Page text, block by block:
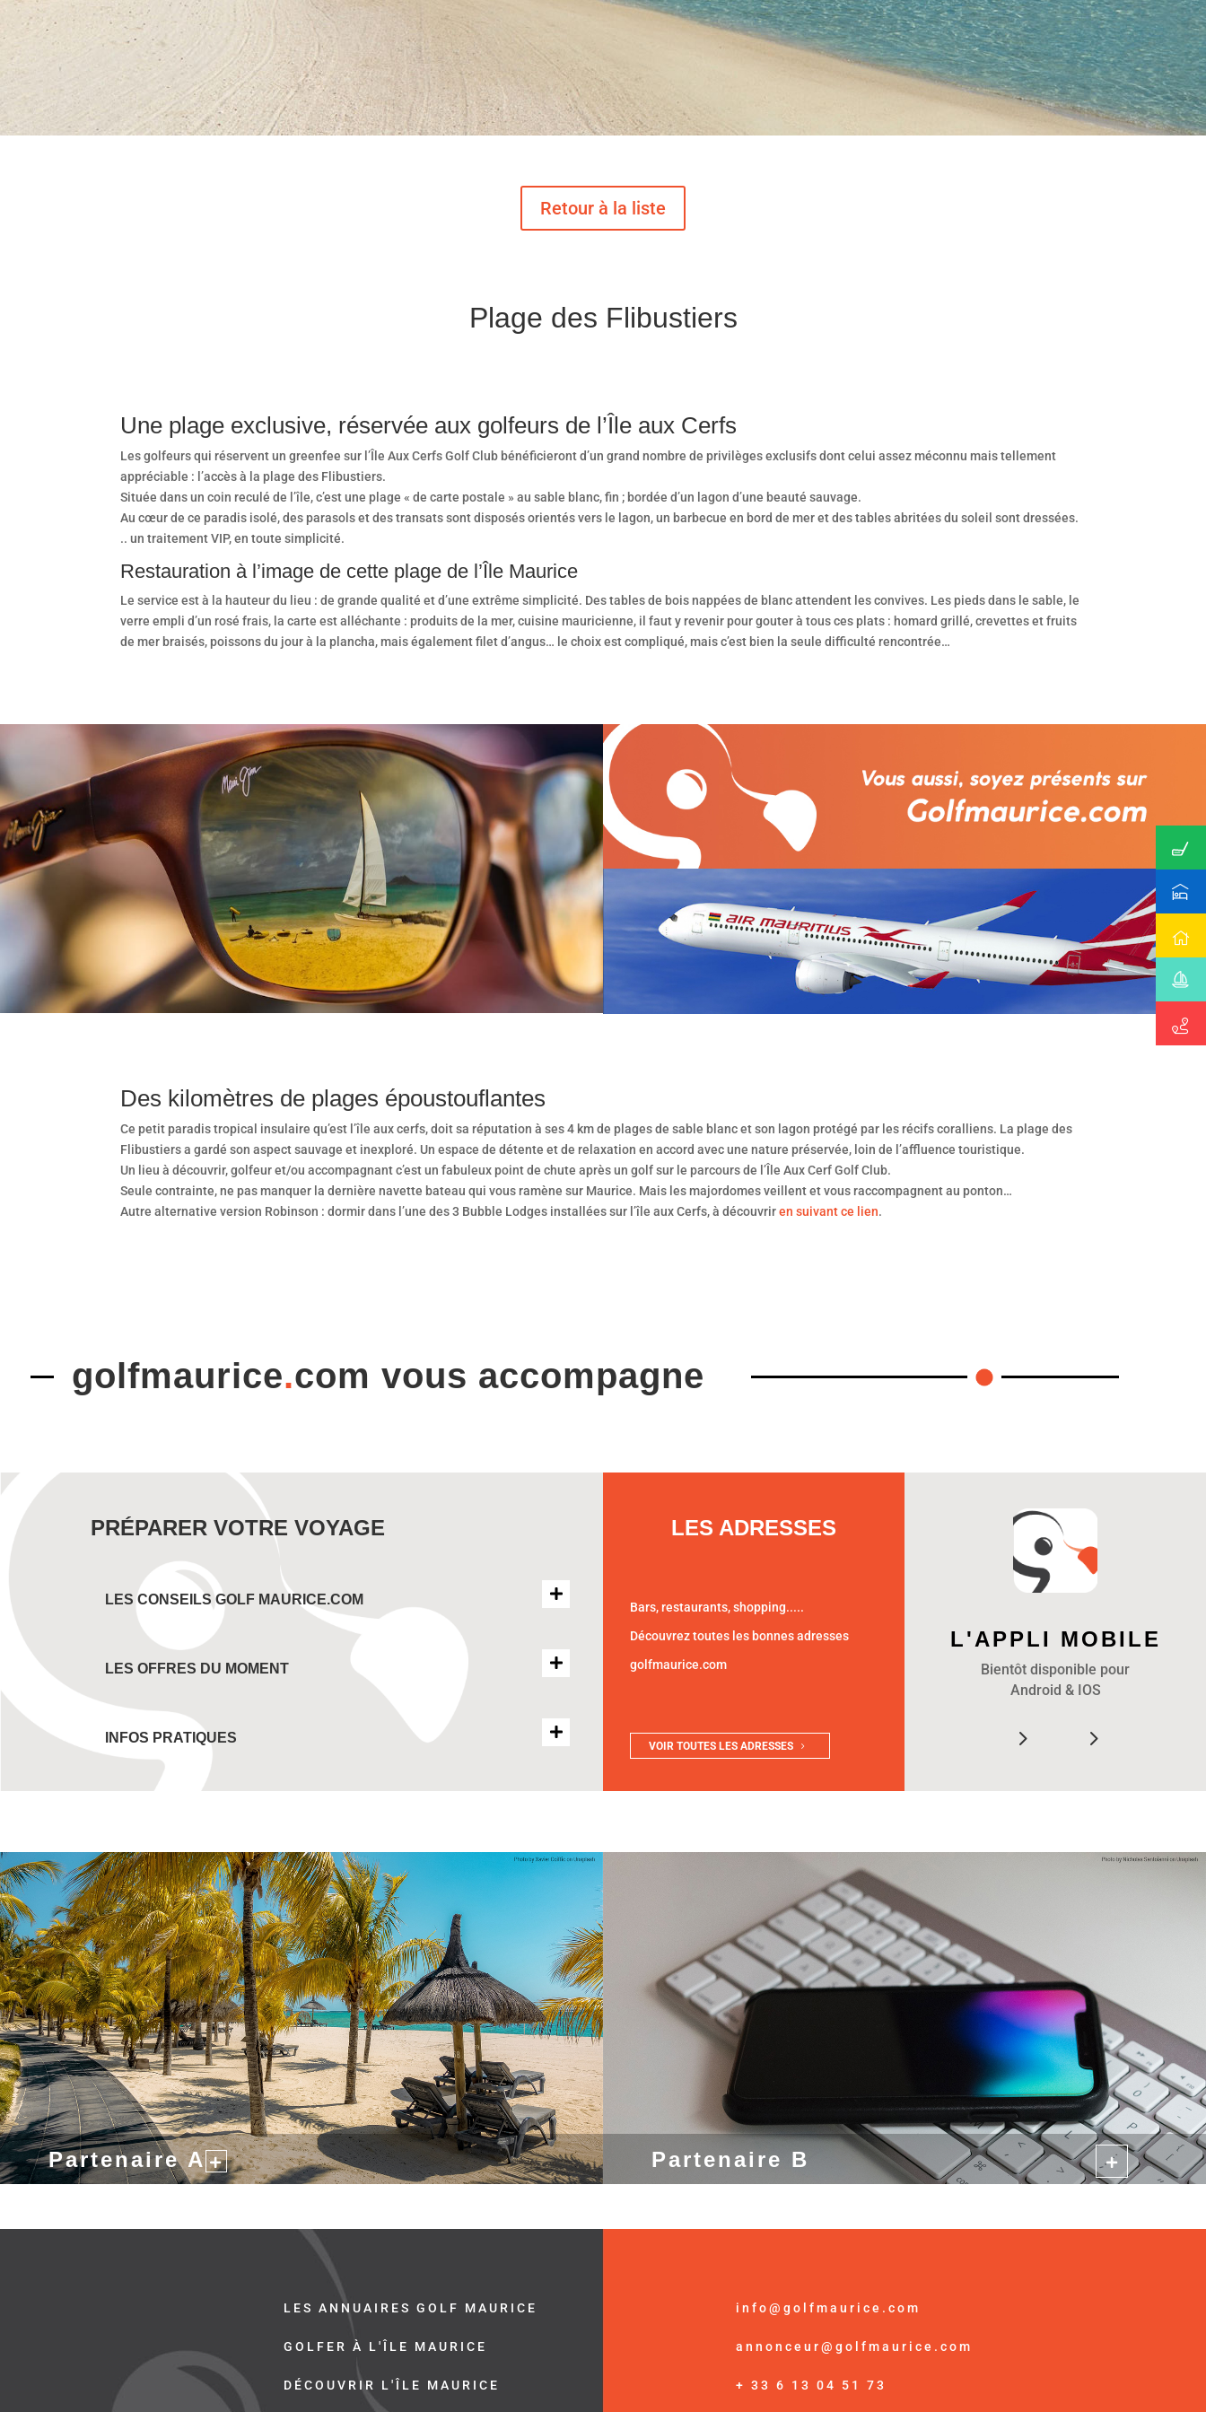
Plage des Flibustiers
Une plage exclusive, réservée aux golfeurs de l’Île aux Cerfs
Les golfeurs qui réservent un greenfee sur l’Île Aux Cerfs Golf Club bénéficieront d’un grand nombre de privilèges exclusifs dont celui assez méconnu mais tellement
appréciable : l’accès à la plage des Flibustiers.
Située dans un coin reculé de l’île, c’est une plage « de carte postale » au sable blanc, fin ; bordée d’un lagon d’une beauté sauvage.
Au cœur de ce paradis isolé, des parasols et des transats sont disposés orientés vers le lagon, un barbecue en bord de mer et des tables abritées du soleil sont dressées.
.. un traitement VIP, en toute simplicité.
Restauration à l’image de cette plage de l’Île Maurice
Le service est à la hauteur du lieu : de grande qualité et d’une extrême simplicité. Des tables de bois nappées de blanc attendent les convives. Les pieds dans le sable, le
verre empli d’un rosé frais, la carte est alléchante : produits de la mer, cuisine mauricienne, il faut y revenir pour gouter à tous ces plats : homard grillé, crevettes et fruits
de mer braisés, poissons du jour à la plancha, mais également filet d’angus… le choix est compliqué, mais c’est bien la seule difficulté rencontrée…
Des kilomètres de plages époustouflantes
Ce petit paradis tropical insulaire qu’est l’île aux cerfs, doit sa réputation à ses 4 km de plages de sable blanc et son lagon protégé par les récifs coralliens. La plage des
Flibustiers a gardé son aspect sauvage et inexploré. Un espace de détente et de relaxation en accord avec une nature préservée, loin de l’affluence touristique.
Un lieu à découvrir, golfeur et/ou accompagnant c’est un fabuleux point de chute après un golf sur le parcours de l’Île Aux Cerf Golf Club.
Seule contrainte, ne pas manquer la dernière navette bateau qui vous ramène sur Maurice. Mais les majordomes veillent et vous raccompagnent au ponton…
Autre alternative version Robinson : dormir dans l’une des 3 Bubble Lodges installées sur l’île aux Cerfs, à découvriren suivant ce lien.
golfmaurice.com vous accompagne
PRÉPARER VOTRE VOYAGE
LES CONSEILS GOLF MAURICE.COM
LES OFFRES DU MOMENT
INFOS PRATIQUES
LES ADRESSES
Bars, restaurants, shopping.....
Découvrez toutes les bonnes adresses
golfmaurice.com
VOIR TOUTES LES ADRESSES
L'APPLI MOBILE
Bientôt disponible pour
Android & IOS
Partenaire A Partenaire B
LES ANNUAIRES GOLF MAURICE
GOLFER À L'ÎLE MAURICE
DÉCOUVRIR L'ÎLE MAURICE
info@golfmaurice.com
annonceur@golfmaurice.com
+ 33 6 13 04 51 73